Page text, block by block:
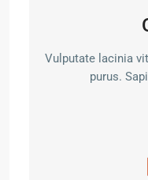
Vulputate lacinia
purus.